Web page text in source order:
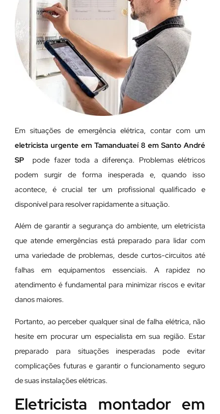
Em situações de emergência elétrica, contar com um
eletricista urgente em Tamanduateí 8 em Santo André
SP
pode fazer toda a diferença. Problemas elétricos
podem surgir de forma inesperada e, quando isso
acontece, é crucial ter um profissional qualificado e
disponível para resolver rapidamente a situação.
Além de garantir a segurança do ambiente, um eletricista
que atende emergências está preparado para lidar com
uma variedade de problemas, desde curtos-circuitos até
falhas em equipamentos essenciais. A rapidez no
atendimento é fundamental para minimizar riscos e evitar
danos maiores.
Portanto, ao perceber qualquer sinal de falha elétrica, não
hesite em procurar um especialista em sua região. Estar
preparado para situações inesperadas pode evitar
complicações futuras e garantir o funcionamento seguro
de suas instalações elétricas.
Eletricista montador em